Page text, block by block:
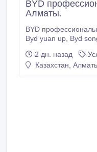
BYD
Алматы.
BYD профессиональные услуги в Алматы. BYD Qin l,
Byd yuan up, Byd song , Byd han, Leopard 3 И 5 И
стал еще удобнее, функциональнее и
современнее? Мы
2 дн. назад
Казахстан,